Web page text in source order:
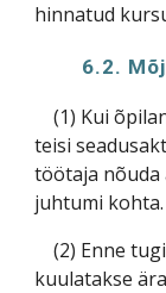
hinnatud
6.2.
(1) Kui
teisi
töötaja
juhtumi kohta.
(2) Enne
kuulatakse